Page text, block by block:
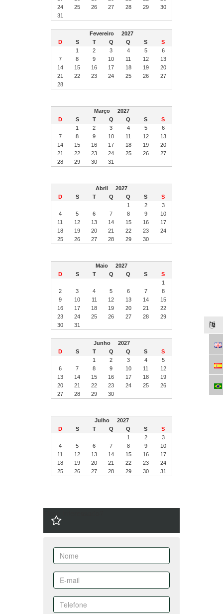
24
25 26 27 28 29
30
31
Fevereiro 2027
D
S T Q Q S
S
1
2 3 4 5
6
7
8 9 10 11 12
13
14
15 16 17 18 19
20
21
22 23 24 25 26
27
28
Março 2027
D
S T Q Q S
S
1
2 3 4 5
6
7
8 9 10 11 12
13
14
15 16 17 18 19
20
21
22 23 24 25 26
27
28
29 30 31
Abril 2027
D
S T Q Q S
S
1
2
3
4
5 6 7 8 9
10
11
12 13 14 15 16
17
18
19 20 21 22 23
24
25
26 27 28 29 30
Maio 2027
D
S T Q Q S
S
1
2
3 4 5 6 7
8
9
10 11 12 13 14
15
16
17 18 19 20 21
22
23
24 25 26 27 28
29
30
31
Junho 2027
D
S T Q Q S
S
1
2 3 4
5
6
7 8 9 10 11
12
13
14 15 16 17 18
19
20
21 22 23 24 25
26
27
28 29 30
Julho 2027
D
S T Q Q S
S
1
2
3
4
5 6 7 8 9
10
11
12 13 14 15 16
17
18
19 20 21 22 23
24
25
26 27 28 29 30 31
Ficou interessado?